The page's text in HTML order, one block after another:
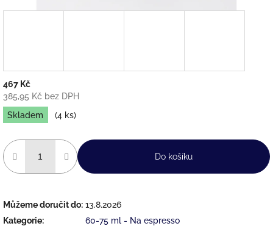
467 Kč
385,95 Kč bez DPH
Měrná
cena:
Skladem (4 ks)
Do košíku
Můžeme doručit do: 13.8.2026
Kategorie: 60-75 ml - Na espresso